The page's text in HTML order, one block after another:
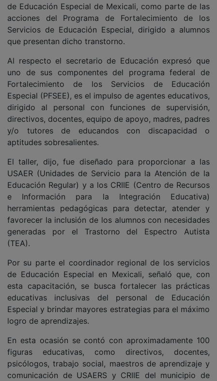
de Educación Especial de Mexicali, como parte de las
acciones del Programa de Fortalecimiento de los
Servicios de Educación Especial, dirigido a alumnos
que presentan dicho transtorno.
Al respecto el secretario de Educación expresó que
uno de sus componentes del programa federal de
Fortalecimiento de los Servicios de Educación
Especial (PFSEE), es el impulso de agentes educativos,
dirigido al personal con funciones de supervisión,
directivos, docentes, equipo de apoyo, madres, padres
y/o tutores de educandos con discapacidad o
aptitudes sobresalientes.
El taller, dijo, fue diseñado para proporcionar a las
USAER (Unidades de Servicio para la Atención de la
Educación Regular) y a los CRIIE (Centro de Recursos
e Información para la Integración Educativa)
herramientas pedagógicas para detectar, atender y
favorecer la inclusión de los alumnos con necesidades
generadas por el Trastorno del Espectro Autista
(TEA).
Por su parte el coordinador regional de los servicios
de Educación Especial en Mexicali, señaló que, con
esta capacitación, se busca fortalecer las prácticas
educativas inclusivas del personal de Educación
Especial y brindar mayores estrategias para el máximo
logro de aprendizajes.
En esta ocasión se contó con aproximadamente 100
figuras educativas, como directivos, docentes,
psicólogos, trabajo social, maestros de aprendizaje y
comunicación de USAERS y CRIIE del municipio de